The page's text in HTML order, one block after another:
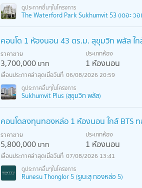
The Waterford Park Sukhumvit 53 (เดอะ ว
คอนโด 1 ห้องนอน 43 ตร.ม. สุขุมวิท พลัส ใก
ราคาขาย
3,700,000บาท
ประเภทห้อง
1 ห้องนอน
06/08/2026 20:59
Sukhumvit Plus (สุขุมวิท พลัส)
คอนโดลงทุนทองหล่อ 1 ห้องนอน ใกล้ BTS
ราคาขาย
5,800,000บาท
ประเภทห้อง
1 ห้องนอน
07/08/2026 13:41
Runesu Thonglor 5 (รูเนะสุ ทองหล่อ 5)